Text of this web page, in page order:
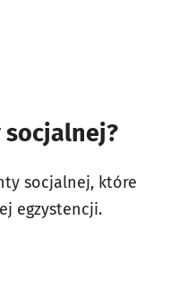
socjalnej?
socjalnej, które
egzystencji.